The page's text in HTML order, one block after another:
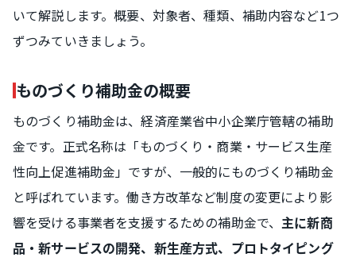
いて解説します。概要、対象者、種類、補助内容など1つ
ずつみていきましょう。
ものづくり補助金の概要
ものづくり補助金は、経済産業省中小企業庁管轄の補助
金です。正式名称は「ものづくり・商業・サービス生産
性向上促進補助金」ですが、一般的にものづくり補助金
と呼ばれています。働き方改革など制度の変更により影
響を受ける事業者を支援するための補助金で、主に新商
品・新サービスの開発、新生産方式、プロトタイピング